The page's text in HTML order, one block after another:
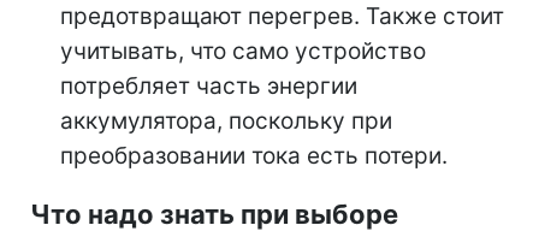
предотвращают перегрев. Также стоит
учитывать, что само устройство
потребляет часть энергии
аккумулятора, поскольку при
преобразовании тока есть потери.
Что надо знать при выборе